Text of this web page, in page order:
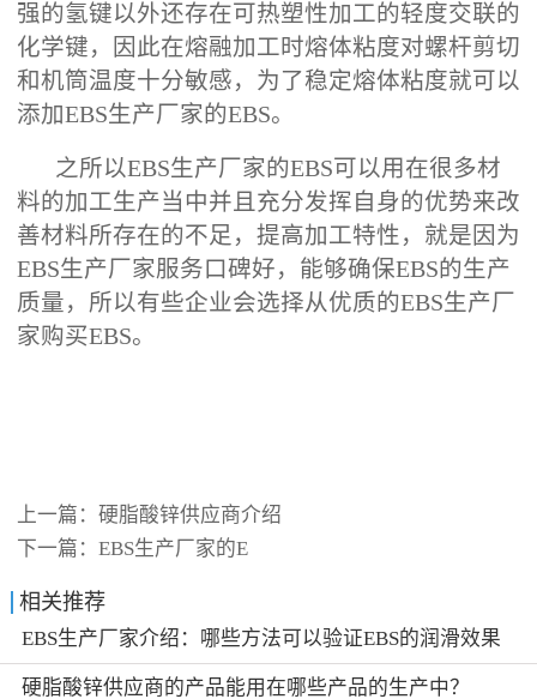
强的氢键以外还存在可热塑性加工的轻度交联的
化学键，因此在熔融加工时熔体粘度对螺杆剪切
和机筒温度十分敏感，为了稳定熔体粘度就可以
添加EBS生产厂家‍的EBS。
之所以EBS生产厂家‍的EBS可以用在很多材
料的加工生产当中并且充分发挥自身的优势来改
善材料所存在的不足，提高加工特性，就是因为
EBS生产厂家服务口碑好‍，能够确保EBS的生产
质量，所以有些企业会选择从优质的EBS生产厂
家‍购买EBS。
上一篇： 硬脂酸锌供应‍商介绍
下一篇： EBS生产厂家‍的E
相关推荐
EBS生产厂家‍介绍：哪些方法可以验证EBS的润滑效果
硬脂酸锌供应‍商的产品能用在哪些产品的生产中？